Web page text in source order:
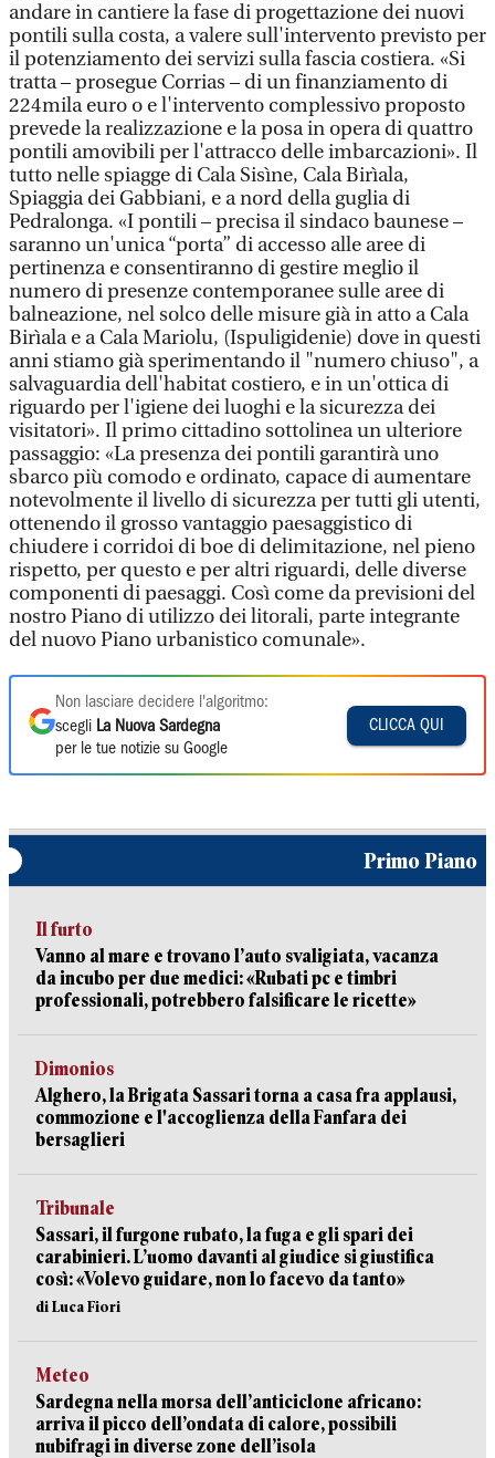
andare in cantiere la fase di progettazione dei nuovi
pontili sulla costa, a valere sull'intervento previsto per
il potenziamento dei servizi sulla fascia costiera. «Si
tratta – prosegue Corrias – di un finanziamento di
224mila euro o e l'intervento complessivo proposto
prevede la realizzazione e la posa in opera di quattro
pontili amovibili per l'attracco delle imbarcazioni». Il
tutto nelle spiagge di Cala Sisìne, Cala Birìala,
Spiaggia dei Gabbiani, e a nord della guglia di
Pedralonga. «I pontili – precisa il sindaco baunese –
saranno un'unica “porta” di accesso alle aree di
pertinenza e consentiranno di gestire meglio il
numero di presenze contemporanee sulle aree di
balneazione, nel solco delle misure già in atto a Cala
Birìala e a Cala Mariolu, (Ispuligidenie) dove in questi
anni stiamo già sperimentando il "numero chiuso", a
salvaguardia dell'habitat costiero, e in un'ottica di
riguardo per l'igiene dei luoghi e la sicurezza dei
visitatori». Il primo cittadino sottolinea un ulteriore
passaggio: «La presenza dei pontili garantirà uno
sbarco più comodo e ordinato, capace di aumentare
notevolmente il livello di sicurezza per tutti gli utenti,
ottenendo il grosso vantaggio paesaggistico di
chiudere i corridoi di boe di delimitazione, nel pieno
rispetto, per questo e per altri riguardi, delle diverse
componenti di paesaggi. Così come da previsioni del
nostro Piano di utilizzo dei litorali, parte integrante
del nuovo Piano urbanistico comunale».
Non lasciare decidere l'algoritmo:
scegli La Nuova Sardegna
per le tue notizie su Google
CLICCA QUI
Primo Piano
Il furto
Vanno al mare e trovano l’auto svaligiata, vacanza
da incubo per due medici: «Rubati pc e timbri
professionali, potrebbero falsificare le ricette»
Dimonios
Alghero, la Brigata Sassari torna a casa fra applausi,
commozione e l'accoglienza della Fanfara dei
bersaglieri
Tribunale
Sassari, il furgone rubato, la fuga e gli spari dei
carabinieri. L’uomo davanti al giudice si giustifica
così: «Volevo guidare, non lo facevo da tanto»
di Luca Fiori
Meteo
Sardegna nella morsa dell’anticiclone africano:
arriva il picco dell’ondata di calore, possibili
nubifragi in diverse zone dell’isola